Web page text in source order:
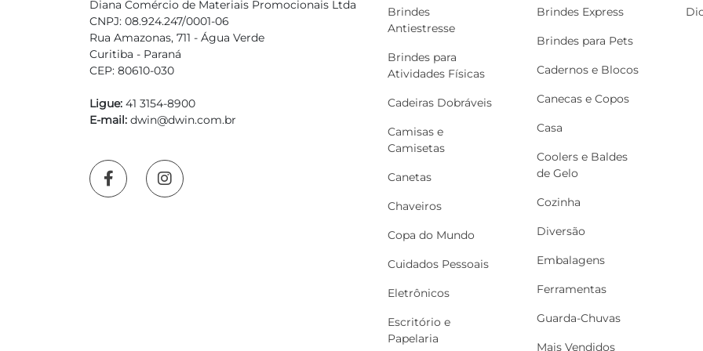
Diana Comércio de Materiais Promocionais Ltda
CNPJ: 08.924.247/0001-06
Rua Amazonas, 711 - Água Verde
Curitiba - Paraná
CEP: 80610-030
Ligue: 41 3154-8900
E-mail: dwin@dwin.com.br
Brindes
Antiestresse
Brindes para
Atividades Físicas
Cadeiras Dobráveis
Camisas e
Camisetas
Canetas
Chaveiros
Copa do Mundo
Cuidados Pessoais
Eletrônicos
Escritório e
Papelaria
Brindes Express
Brindes para Pets
Cadernos e Blocos
Canecas e Copos
Casa
Coolers e Baldes
de Gelo
Cozinha
Diversão
Embalagens
Ferramentas
Guarda-Chuvas
Mais Vendidos